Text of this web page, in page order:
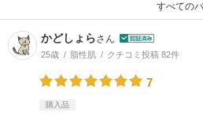
すべての
かどしょらさん
25歳 脂性肌 クチコミ投稿 82件
7
購入品